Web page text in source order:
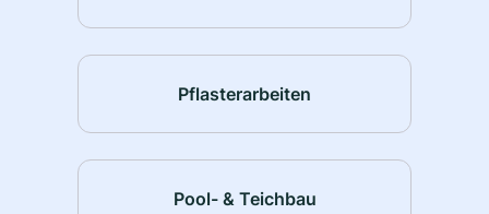
Pflasterarbeiten
Pool- & Teichbau